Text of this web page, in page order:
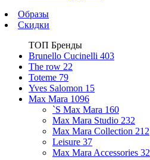
Образы
Скидки
ТОП Бренды
Brunello Cucinelli 403
The row 22
Toteme 79
Yves Salomon 15
Max Mara 1096
`S Max Mara 160
Max Mara Studio 232
Max Mara Collection 212
Leisure 37
Max Mara Accessories 32